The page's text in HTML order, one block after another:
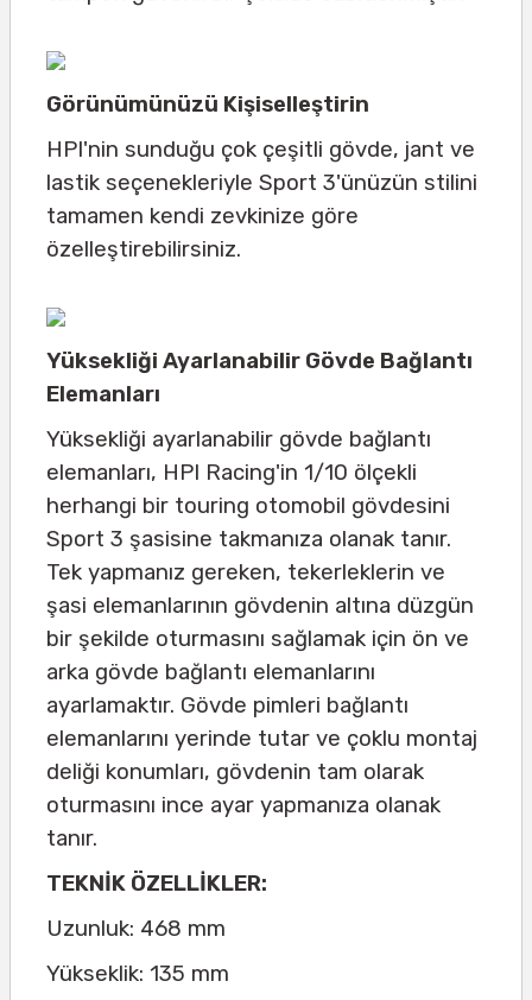
Görünümünüzü Kişiselleştirin
HPI'nin sunduğu çok çeşitli gövde, jant ve
lastik seçenekleriyle Sport 3'ünüzün stilini
tamamen kendi zevkinize göre
özelleştirebilirsiniz.
Yüksekliği Ayarlanabilir Gövde Bağlantı
Elemanları
Yüksekliği ayarlanabilir gövde bağlantı
elemanları, HPI Racing'in 1/10 ölçekli
herhangi bir touring otomobil gövdesini
Sport 3 şasisine takmanıza olanak tanır.
Tek yapmanız gereken, tekerleklerin ve
şasi elemanlarının gövdenin altına düzgün
bir şekilde oturmasını sağlamak için ön ve
arka gövde bağlantı elemanlarını
ayarlamaktır. Gövde pimleri bağlantı
elemanlarını yerinde tutar ve çoklu montaj
deliği konumları, gövdenin tam olarak
oturmasını ince ayar yapmanıza olanak
tanır.
TEKNİK ÖZELLİKLER:
Uzunluk: 468 mm
Yükseklik: 135 mm